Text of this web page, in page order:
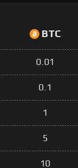
BTC
0.01
0.1
1
5
10